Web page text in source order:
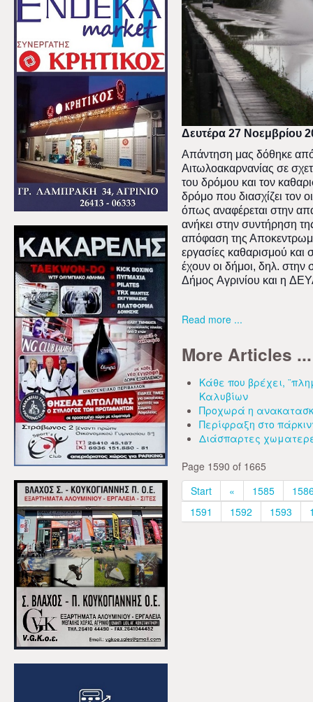
Δευτέρα 27 Νοεμβρίου
Απάντηση μας δόθηκε
Αιτωλοακαρνανίας σε
του δρόμου και τον
δρόμο που διασχίζει τον
όπως αναφέρεται στην
ανήκει στην συντήρηση
απόφαση της
εργασίες καθαρισμού
έχουν οι δήμοι, δηλ. στην
Δήμος Αγρινίου και η
Read more ...
More Articles ...
Κάθε που βρέχει,
Καλυβίων
Προχωρά η
Περίφραξη στο
Διάσπαρτες
Page 1590 of 1665
Start
« 1585
1591
1592 1593